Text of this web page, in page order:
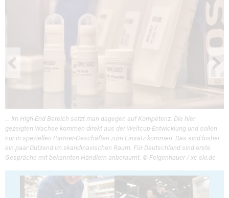
... Im High-End Bereich setzt man dagegen auf Kompetenz. Die hier
gezeigten Wachse kommen direkt aus der Weltcup-Entwicklung und sollen
nur in speziellen Partner-Geschäften zum Einsatz kommen. Das sind bisher
ein paar Dutzend im skandinavischen Raum. Für Deutschland sind erste
Gespräche mit bekannten Händlern anberaumt. © Felgenhauer / xc-ski.de